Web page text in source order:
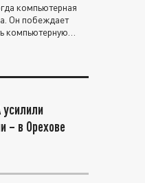
компьютерная
Он побеждает
компьютерную
усилили
– в Орехове